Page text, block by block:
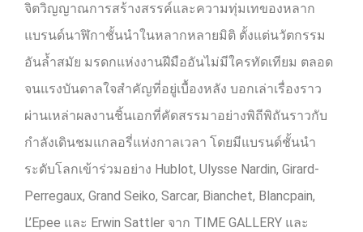
จิตวิญญาณการสร้างสรรค์และความทุ่มเทของหลาก
แบรนด์นาฬิกาชั้นนำในหลากหลายมิติ ตั้งแต่นวัตกรรม
อันล้ำสมัย มรดกแห่งงานฝีมืออันไม่มีใครทัดเทียม ตลอด
จนแรงบันดาลใจสำคัญที่อยู่เบื้องหลัง บอกเล่าเรื่องราว
ผ่านเหล่าผลงานชิ้นเอกที่คัดสรรมาอย่างพิถีพิถันราวกับ
กำลังเดินชมแกลอรี่แห่งกาลเวลา โดยมีแบรนด์ชั้นนำ
ระดับโลกเข้าร่วมอย่าง Hublot, Ulysse Nardin, Girard-
Perregaux, Grand Seiko, Sarcar, Bianchet, Blancpain,
L’Epee และ Erwin Sattler จาก TIME GALLERY และ